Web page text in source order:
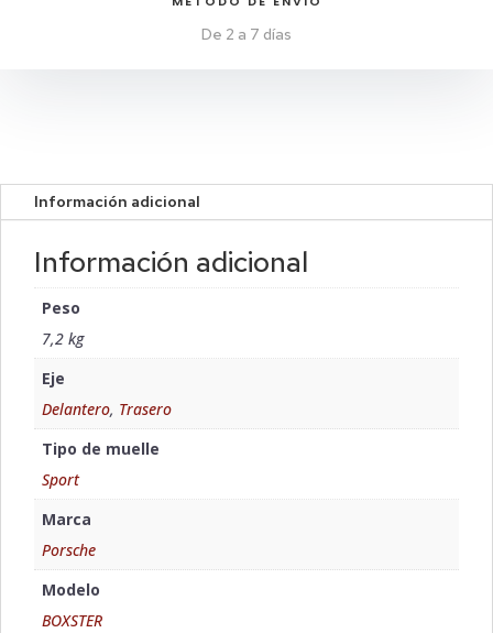
De 2 a 7 días
Información adicional
Información adicional
Peso
7,2 kg
Eje
Delantero, Trasero
Tipo de muelle
Sport
Marca
Porsche
Modelo
BOXSTER